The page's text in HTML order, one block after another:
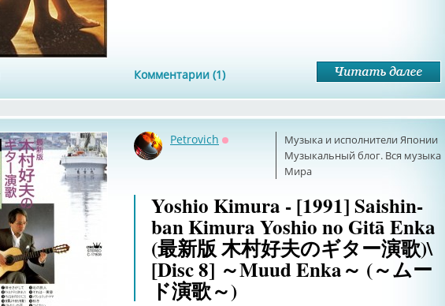
Комментарии (1)
Музыка и исполнители Японии
Музыкальный блог. Вся музыка
Мира
Petrovich
Yoshio Kimura - [1991] Saishin-
ban Kimura Yoshio no Gitā Enka
(最新版 木村好夫のギター演歌)\
[Disc 8] ～Muud Enka～ (～ムー
ド演歌～)